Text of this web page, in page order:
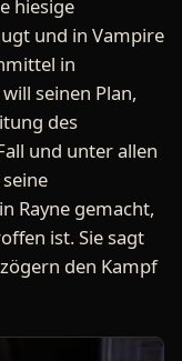
hiesige
und in Vampire
in
seinen Plan,
des
und unter allen
Rayne gemacht,
ist. Sie sagt
den Kampf